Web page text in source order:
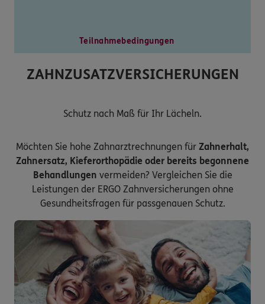
Teilnahmebedingungen
ZAHNZUSATZVERSICHERUNGEN
Schutz nach Maß für Ihr Lächeln.
Möchten Sie hohe Zahnarztrechnungen für Zahnerhalt,
Zahnersatz, Kieferorthopädie oder bereits begonnene
Behandlungen vermeiden? Vergleichen Sie die
Leistungen der ERGO Zahnversicherungen ohne
Gesundheitsfragen für passgenauen Schutz.